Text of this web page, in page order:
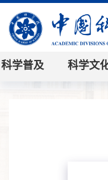
科学普及 科学文